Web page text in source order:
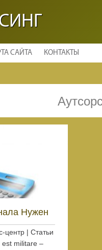
САЙТА КОНТАКТЫ
Нужен
центр | Статьи
militare –